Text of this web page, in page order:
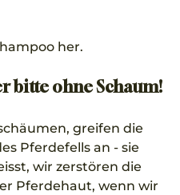
her.
bitte ohne Schaum!
greifen die
Pferdefells an - sie
wir zerstören die
Pferdehaut, wenn wir